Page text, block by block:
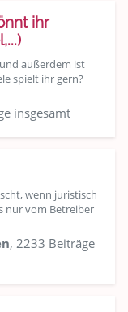
ihr
außerdem ist
spielt ihr gern?
insgesamt
wenn juristisch
nur vom Betreiber
, 2233 Beiträge